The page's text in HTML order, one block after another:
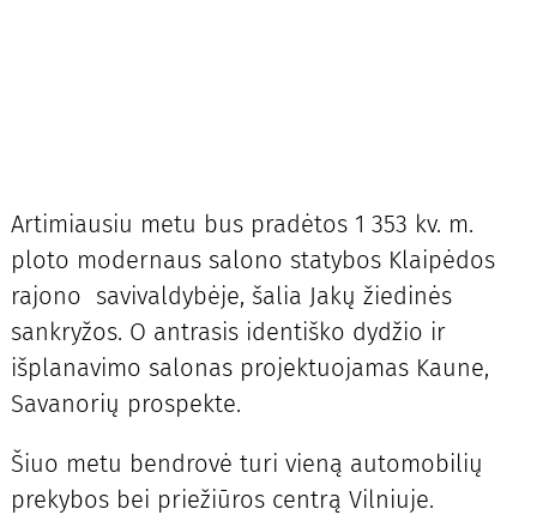
Artimiausiu metu bus pradėtos 1 353 kv. m.
ploto modernaus salono statybos Klaipėdos
rajono savivaldybėje, šalia Jakų žiedinės
sankryžos. O antrasis identiško dydžio ir
išplanavimo salonas projektuojamas Kaune,
Savanorių prospekte.
Šiuo metu bendrovė turi vieną automobilių
prekybos bei priežiūros centrą Vilniuje.